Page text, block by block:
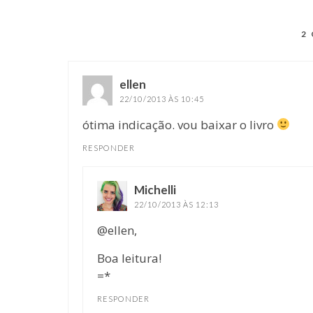
2
ellen
22/10/2013 ÀS 10:45
ótima indicação. vou baixar o livro
RESPONDER
Michelli
22/10/2013 ÀS 12:13
@ellen,
Boa leitura!
=*
RESPONDER